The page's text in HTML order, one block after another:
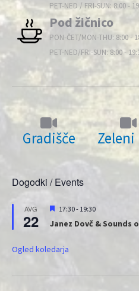
PET-NED / FRI-SUN: 8:00 -
Pod žičnico
PON-ČET/MON-THU: 8:00 -
PET-NED/FRI-SUN: 8:00 -
Gradišče Zeleni
Dogodki / Events
AVG
22
Priporočeni
17:30- 19:30
Janez Dovč & Sounds
Ogled koledarja